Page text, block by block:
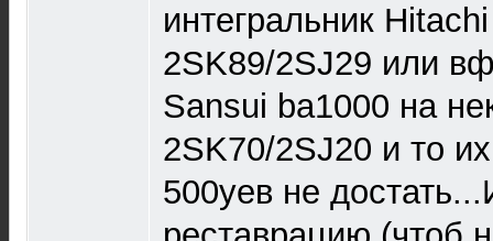
интегральник
2SK89/2SJ29 или
Sansui ba1000 на
2SK70/2SJ20 и то
500уев не